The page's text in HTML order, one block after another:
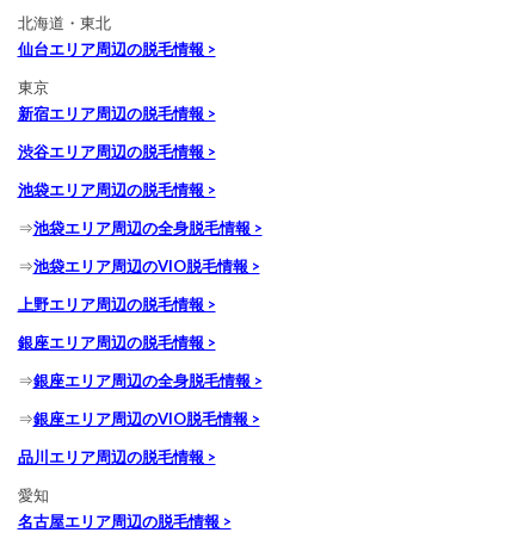
北海道・東北
仙台エリア周辺の脱毛情報 >
東京
新宿エリア周辺の脱毛情報 >
渋谷エリア周辺の脱毛情報 >
池袋エリア周辺の脱毛情報 >
⇒池袋エリア周辺の全身脱毛情報 >
⇒池袋エリア周辺のVIO脱毛情報 >
上野エリア周辺の脱毛情報 >
銀座エリア周辺の脱毛情報 >
⇒銀座エリア周辺の全身脱毛情報 >
⇒銀座エリア周辺のVIO脱毛情報 >
品川エリア周辺の脱毛情報 >
愛知
名古屋エリア周辺の脱毛情報 >